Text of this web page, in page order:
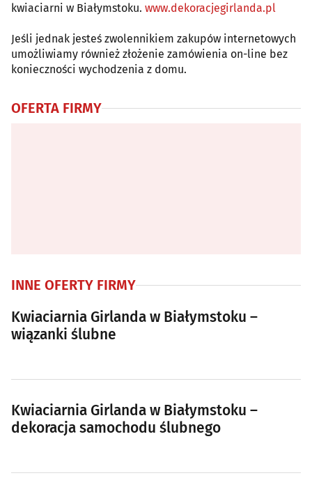
kwiaciarni w Białymstoku. www.dekoracjegirlanda.pl
Jeśli jednak jesteś zwolennikiem zakupów internetowych
umożliwiamy również złożenie zamówienia on-line bez
konieczności wychodzenia z domu.
OFERTA FIRMY
INNE OFERTY FIRMY
Kwiaciarnia Girlanda w Białymstoku –
wiązanki ślubne
Kwiaciarnia Girlanda w Białymstoku –
dekoracja samochodu ślubnego